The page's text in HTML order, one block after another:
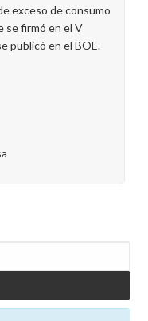
exceso de consumo
se firmó en el V
publicó en el BOE.